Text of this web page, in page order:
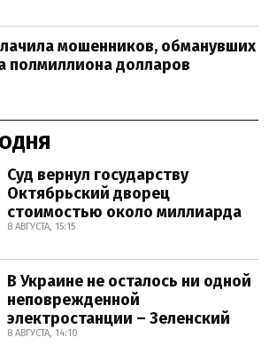
мошенников, обманувших
полмиллиона долларов
Суд вернул государству
Октябрьский дворец
стоимостью около миллиарда
8 АВГУСТА, 15:15
В Украине не осталось ни одной
неповрежденной
электростанции – Зеленский
8 АВГУСТА, 14:10